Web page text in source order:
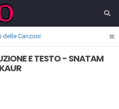
delle Canzoni
E TESTO - SNATAM
KAUR